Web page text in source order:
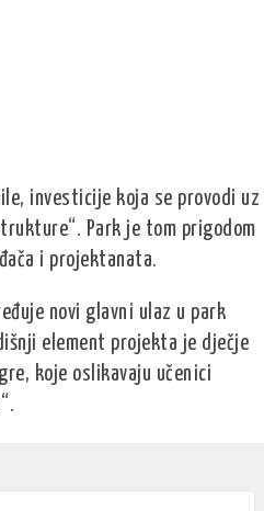
investicije koja se provodi uz
Park je tom prigodom
i projektanata.
novi glavni ulaz u park
element projekta je dječje
koje oslikavaju učenici